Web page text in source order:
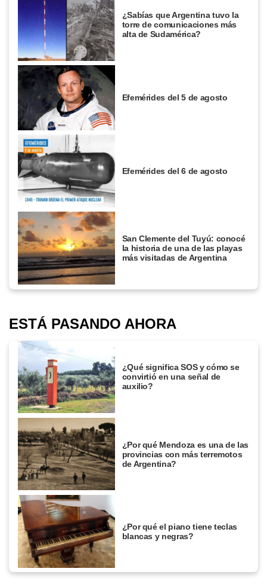
¿Sabías que Argentina tuvo la
torre de comunicaciones más
alta de Sudamérica?
Efemérides del 5 de agosto
Efemérides del 6 de agosto
San Clemente del Tuyú: conocé
la historia de una de las playas
más visitadas de Argentina
ESTÁ PASANDO AHORA
¿Qué significa SOS y cómo se
convirtió en una señal de
auxilio?
¿Por qué Mendoza es una de las
provincias con más terremotos
de Argentina?
¿Por qué el piano tiene teclas
blancas y negras?